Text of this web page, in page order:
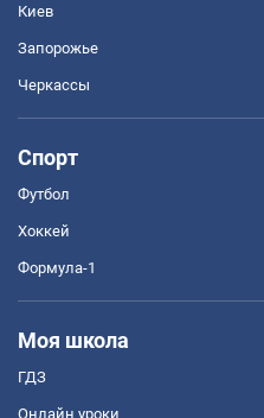
Киев
Запорожье
Черкассы
Спорт
Футбол
Хоккей
Формула-1
Моя школа
ГДЗ
Онлайн уроки